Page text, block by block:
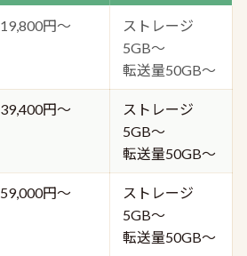
19,800円〜
ストレージ
5GB〜
転送量50GB〜
39,400円〜
ストレージ
5GB〜
転送量50GB〜
59,000円〜
ストレージ
5GB〜
転送量50GB〜